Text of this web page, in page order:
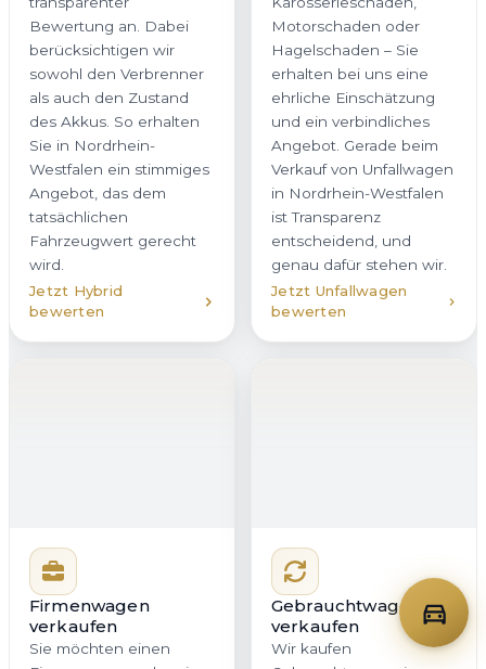
Sie in Nordrhein-
Westfalen ein stimmiges
Angebot, das dem
tatsächlichen
Fahrzeugwert gerecht
wird.
Jetzt Hybrid
bewerten
Angebot. Gerade beim
Verkauf von Unfallwagen
in Nordrhein-Westfalen
ist Transparenz
entscheidend, und
genau dafür stehen wir.
Jetzt Unfallwagen
bewerten
ganze Flotte in
Remscheid veräußern?
Wir bieten Unternehmen
in Nordrhein-Westfalen
eine professionelle,
Remscheid aller Klassen
und Marken an – vom
gepflegten Stadtauto bis
zum Fahrzeug mit hoher
Laufleistung.